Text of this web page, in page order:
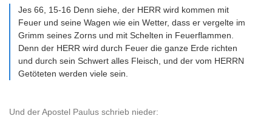
Jes 66, 15-16 Denn siehe, der HERR wird kommen mit
Feuer und seine Wagen wie ein Wetter, dass er vergelte im
Grimm seines Zorns und mit Schelten in Feuerflammen.
Denn der HERR wird durch Feuer die ganze Erde richten
und durch sein Schwert alles Fleisch, und der vom HERRN
Getöteten werden viele sein.
Und der Apostel Paulus schrieb nieder: